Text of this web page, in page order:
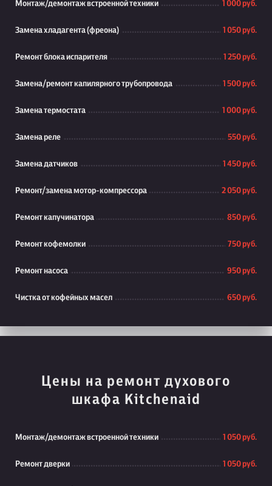
Монтаж/демонтаж встроенной техники 1 000 руб.
Замена хладагента (фреона) 1 050 руб.
Ремонт блока испарителя 1 250 руб.
Замена/ремонт капилярного трубопровода 1 500 руб.
Замена термостата 1 000 руб.
Замена реле 550 руб.
Замена датчиков 1 450 руб.
Ремонт/замена мотор-компрессора 2 050 руб.
Ремонт капучинатора 850 руб.
Ремонт кофемолки 750 руб.
Ремонт насоса 950 руб.
Чистка от кофейных масел 650 руб.
Цены на ремонт духового
шкафа Kitchenaid
Монтаж/демонтаж встроенной техники 1 050 руб.
Ремонт дверки 1 050 руб.